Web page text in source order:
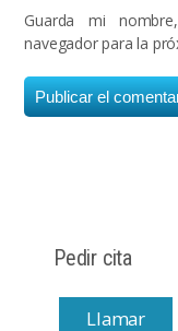
Guarda mi
navegador para la
Pedir cita
Llamar